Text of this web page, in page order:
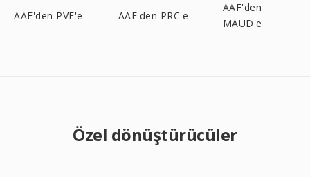
AAF'den PVF'e AAF'den PRC'e
AAF'den
MAUD'e
Özel dönüştürücüler